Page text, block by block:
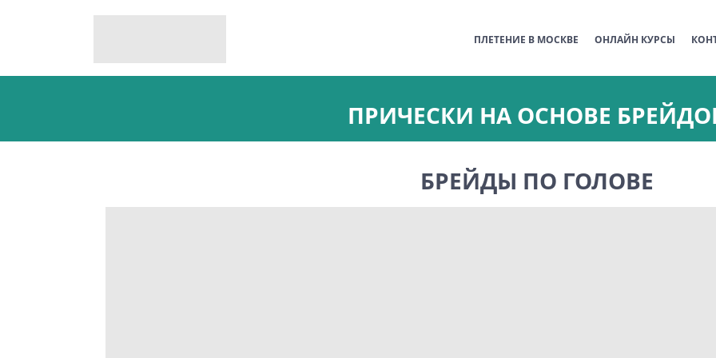
ПЛЕТЕНИЕ В МОСКВЕ ОНЛАЙН КУРСЫ
ПРИЧЕСКИ НА ОСНОВЕ
БРЕЙДЫ ПО ГОЛОВЕ